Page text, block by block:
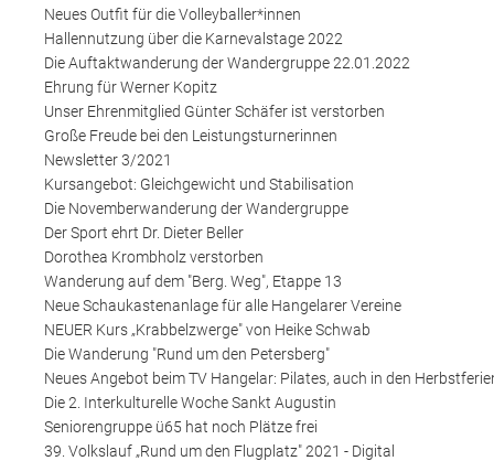
Neues Outfit für die Volleyballer*innen
Hallennutzung über die Karnevalstage 2022
Die Auftaktwanderung der Wandergruppe 22.01.2022
Ehrung für Werner Kopitz
Unser Ehrenmitglied Günter Schäfer ist verstorben
Große Freude bei den Leistungsturnerinnen
Newsletter 3/2021
Kursangebot: Gleichgewicht und Stabilisation
Die Novemberwanderung der Wandergruppe
Der Sport ehrt Dr. Dieter Beller
Dorothea Krombholz verstorben
Wanderung auf dem "Berg. Weg", Etappe 13
Neue Schaukastenanlage für alle Hangelarer Vereine
NEUER Kurs „Krabbelzwerge" von Heike Schwab
Die Wanderung "Rund um den Petersberg"
Neues Angebot beim TV Hangelar: Pilates, auch in den
Die 2. Interkulturelle Woche Sankt Augustin
Seniorengruppe ü65 hat noch Plätze frei
39. Volkslauf „Rund um den Flugplatz" 2021 - Digital